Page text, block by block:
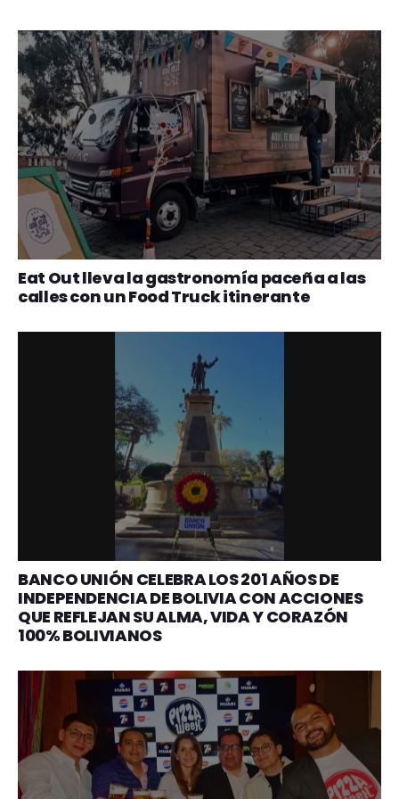
Eat Out lleva la gastronomía paceña a las
calles con un Food Truck itinerante
BANCO UNIÓN CELEBRA LOS 201 AÑOS DE
INDEPENDENCIA DE BOLIVIA CON ACCIONES
QUE REFLEJAN SU ALMA, VIDA Y CORAZÓN
100% BOLIVIANOS